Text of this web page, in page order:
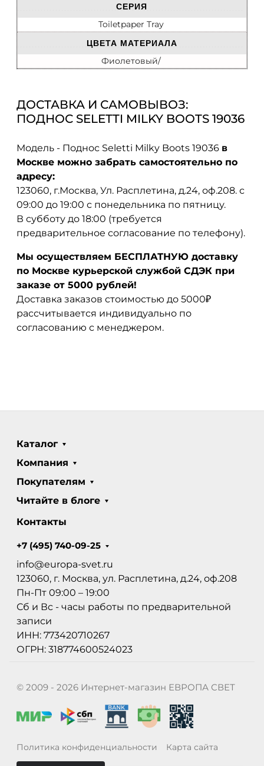
СЕРИЯ
Toiletpaper Tray
ЦВЕТА МАТЕРИАЛА
Фиолетовый/
ДОСТАВКА И САМОВЫВОЗ:
ПОДНОС SELETTI MILKY BOOTS 19036
Модель - Поднос Seletti Milky Boots 19036 в
Москве можно забрать самостоятельно по
адресу:
123060, г.Москва, Ул. Расплетина, д.24, оф.208. с
09:00 до 19:00 с понедельника по пятницу.
В субботу до 18:00 (требуется
предварительное согласование по телефону).
Мы осуществляем БЕСПЛАТНУЮ доставку
по Москве курьерской службой СДЭК при
заказе от 5000 рублей!
Доставка заказов стоимостью до 5000₽
рассчитывается индивидуально по
согласованию с менеджером.
Каталог
Компания
Покупателям
Читайте в блоге
Контакты
+7 (495) 740-09-25
info@europa-svet.ru
123060, г. Москва, ул. Расплетина, д.24, оф.208
Пн-Пт 09:00 – 19:00
Сб и Вс - часы работы по предварительной
записи
ИНН: 773420710267
ОГРН: 318774600524023
© 2009 - 2026 Интернет-магазин ЕВРОПА СВЕТ
Политика конфиденциальности Карта сайта